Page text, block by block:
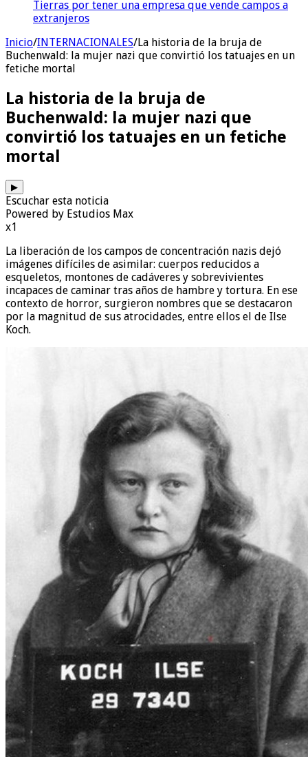
Tierras por tener una empresa que vende campos a
extranjeros
Inicio/INTERNACIONALES/La historia de la bruja de
Buchenwald: la mujer nazi que convirtió los tatuajes en un
fetiche mortal
La historia de la bruja de
Buchenwald: la mujer nazi que
convirtió los tatuajes en un fetiche
mortal
▶
Escuchar esta noticia
Powered by Estudios Max
x1
La liberación de los campos de concentración nazis dejó
imágenes difíciles de asimilar: cuerpos reducidos a
esqueletos, montones de cadáveres y sobrevivientes
incapaces de caminar tras años de hambre y tortura. En ese
contexto de horror, surgieron nombres que se destacaron
por la magnitud de sus atrocidades, entre ellos el de Ilse
Koch.